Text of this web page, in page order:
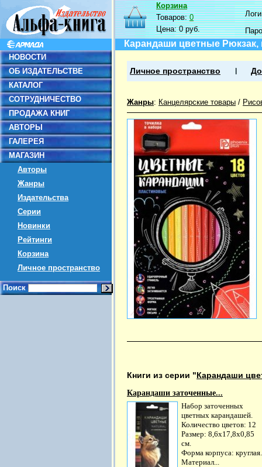
НОВОСТИ
ОБ ИЗДАТЕЛЬСТВЕ
КАТАЛОГ
СОТРУДНИЧЕСТВО
ПРОДАЖА КНИГ
АВТОРЫ
ГАЛЕРЕЯ
МАГАЗИН
Авторы
Жанры
Издательства
Серии
Новинки
Рейтинги
Корзина
Личное пространство
Поиск
Корзина
Товаров:0
Цена:0 руб.
Карандаши цветные Рюкзак,
Личное пространство
Жанры: Канцелярские товары /
Книги из серии "Карандаши
Карандаши заточенные...
Набор заточенных
цветных карандашей.
Количество цветов: 12
Размер: 8,6х17,8х0,85
см.
Форма корпуса: круглая.
Материал...